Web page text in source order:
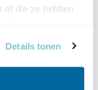
of die ze hebben
Details tonen
321x